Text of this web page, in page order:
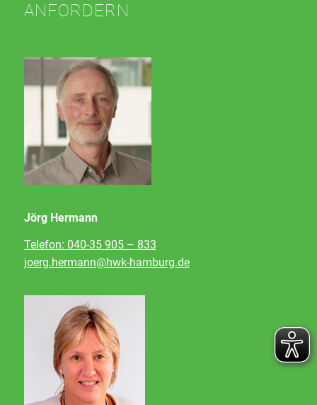
ANFORDERN
Jörg Hermann
Telefon: 040-35 905 – 833
joerg.hermann@hwk-hamburg.de